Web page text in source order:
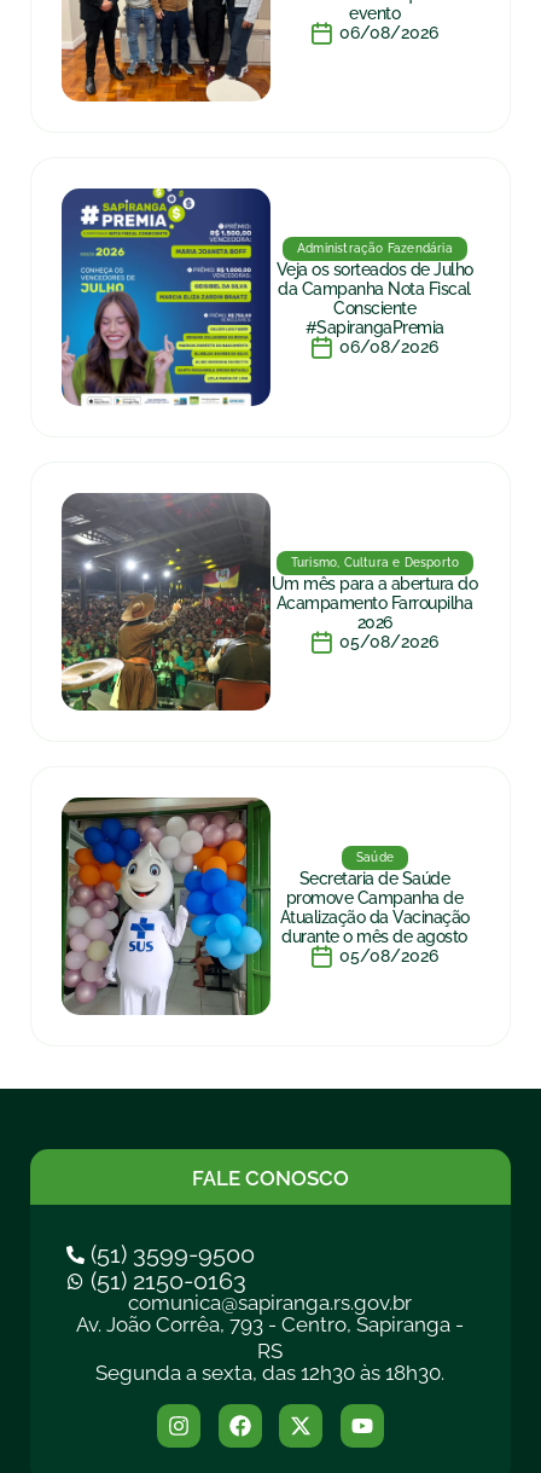
evento
06/08/2026
Administração Fazendária
Veja os sorteados de Julho
da Campanha Nota Fiscal
Consciente
#SapirangaPremia
06/08/2026
Turismo, Cultura e Desporto
Um mês para a abertura do
Acampamento Farroupilha
2026
05/08/2026
Saúde
Secretaria de Saúde
promove Campanha de
Atualização da Vacinação
durante o mês de agosto
05/08/2026
FALE CONOSCO
(51) 3599-9500
(51) 2150-0163
comunica@sapiranga.rs.gov.br
Av. João Corrêa, 793 - Centro, Sapiranga -
RS
Segunda a sexta, das 12h30 às 18h30.